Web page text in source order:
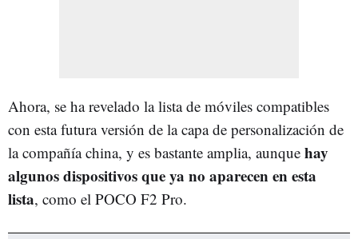
Ahora, se ha revelado la lista de móviles compatibles
con esta futura versión de la capa de personalización de
la compañía china, y es bastante amplia, aunque hay
algunos dispositivos que ya no aparecen en esta
lista, como el POCO F2 Pro.